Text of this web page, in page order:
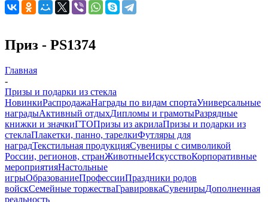
Приз - PS1374
Главная
-
Призы и подарки из стекла
НовинкиРаспродажаНаграды по видам спортаУниверсальные
наградыАктивный отдыхДипломы и грамотыРазрядные
книжки и значкиГТОПризы из акрилаПризы и подарки из
стеклаПлакетки, панно, тарелкиФутляры для
наградТекстильная продукцияСувениры с символикой
России, регионов, странЖивотныеИскусствоКорпоративные
мероприятияНастольные
игрыОбразованиеПрофессииПраздники родов
войскСемейные торжестваГравировкаСувенирыДополненная
реальность